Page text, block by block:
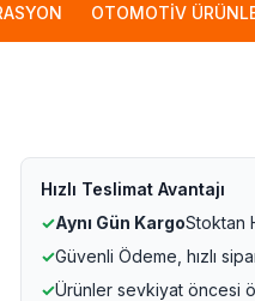
OTOMOTİV
Hızlı Teslimat Avantajı
✓Aynı Gün KargoStoktan
✓Güvenli Ödeme, hızlı
✓Ürünler sevkiyat öncesi